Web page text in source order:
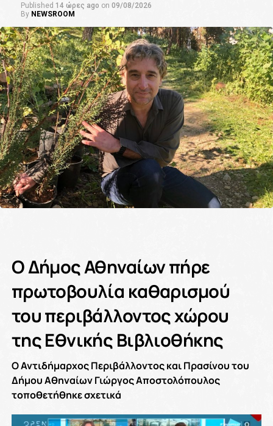
Published 14 ώρες ago on 09/08/2026
By NEWSROOM
Ο Δήμος Αθηναίων πήρε
πρωτοβουλία καθαρισμού
του περιβάλλοντος χώρου
της Εθνικής Βιβλιοθήκης
Ο Αντιδήμαρχος Περιβάλλοντος και Πρασίνου του
Δήμου Αθηναίων Γιώργος Αποστολόπουλος
τοποθετήθηκε σχετικά